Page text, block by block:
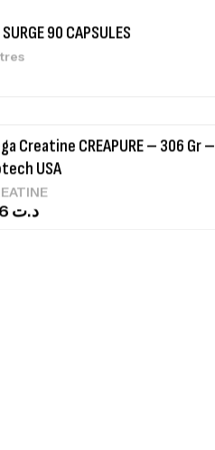
SURGE 90 CAPSULES
Creatine CREAPURE – 306 Gr –
USA
د.ت